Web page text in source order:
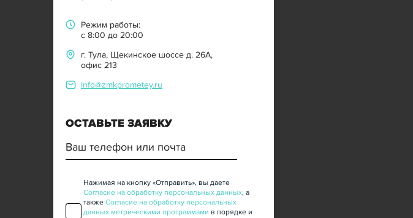
Режим работы:
с 8:00 до 20:00
г. Тула, Щекинское шоссе д. 26А,
офис 213
info@zmkprometey.ru
ОСТАВЬТЕ ЗАЯВКУ
Нажимая на кнопку «Отправить», вы даете
Согласие на обработку персональных данных, а
также Согласие на обработку персональных
данных метрическими программами в порядке и